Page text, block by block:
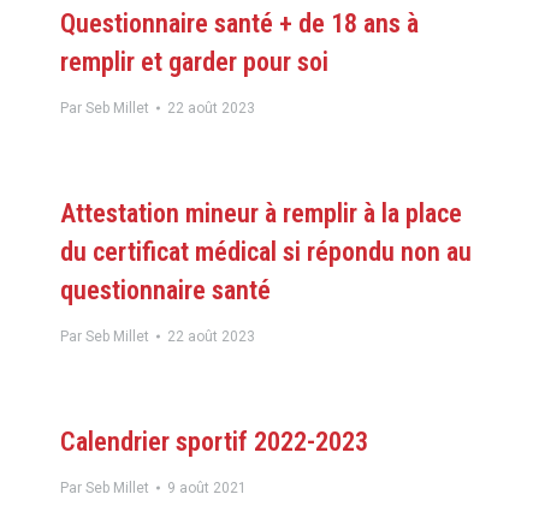
Questionnaire santé + de 18 ans à
remplir et garder pour soi
Par Seb Millet 22 août 2023
Attestation mineur à remplir à la place
du certificat médical si répondu non au
questionnaire santé
Par Seb Millet 22 août 2023
Calendrier sportif 2022-2023
Par Seb Millet 9 août 2021